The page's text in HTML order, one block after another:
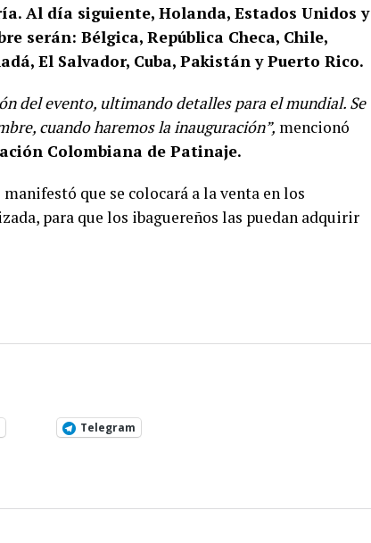
Al día siguiente, Holanda, Estados Unidos y
serán: Bélgica, República Checa, Chile,
El Salvador, Cuba, Pakistán y Puerto Rico.
del evento, ultimando detalles para el mundial. Se
cuando haremos la inauguración”, mencionó
Colombiana de Patinaje.
que se colocará a la venta en los
para que los ibaguereños las puedan adquirir
Telegram